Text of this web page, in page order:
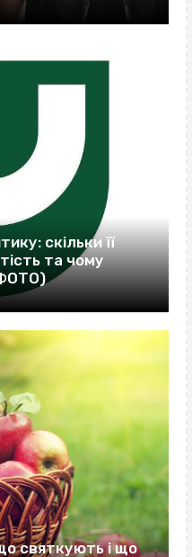
скільки її
та чому
святкують і що